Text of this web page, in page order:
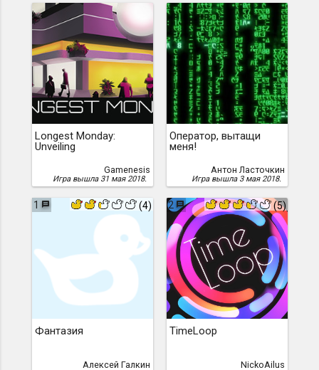
Longest Monday:
Unveiling
Gamenesis
Игра вышла 31 мая 2018.
Оператор, вытащи
меня!
Антон Ласточкин
Игра вышла 3 мая 2018.
1 (4)
Фантазия
Алексей Галкин
2 (5)
TimeLoop
NickoAilus